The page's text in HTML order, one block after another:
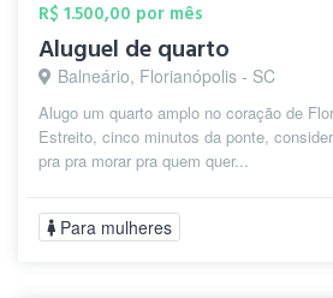
R$ 1.500,00 por mês
Aluguel de quarto
Balneário, Florianópolis - SC
Alugo um quarto amplo no coração de
Estreito, cinco minutos da ponte,
pra pra morar pra quem quer...
Para mulheres